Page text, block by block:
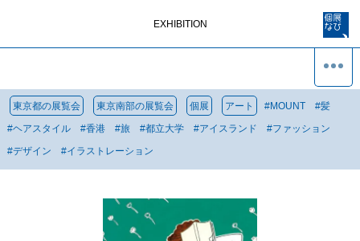
EXHIBITION
東京都の展覧会 東京南部の展覧会 個展 アート #MOUNT #髪
#ヘアスタイル #香港 #旅 #都立大学 #アイスランド #ファッション
#デザイン #イラストレーション